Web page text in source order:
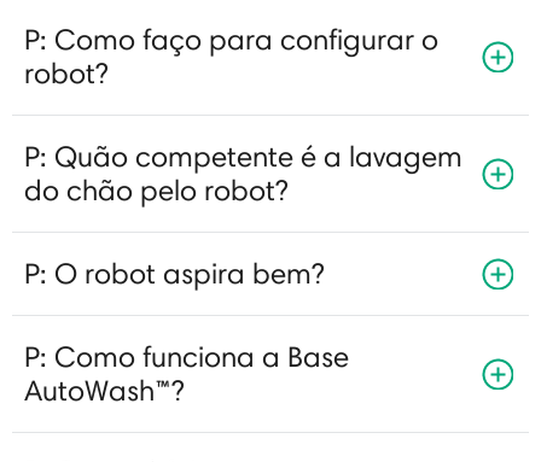
P: Como faço para configurar o
robot?
P: Quão competente é a lavagem
do chão pelo robot?
P: O robot aspira bem?
P: Como funciona a Base
AutoWash™?